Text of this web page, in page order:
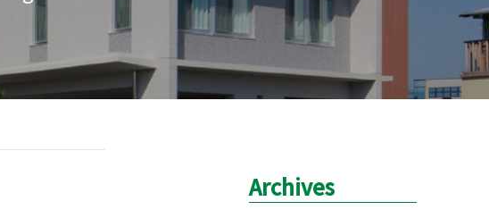
Archives